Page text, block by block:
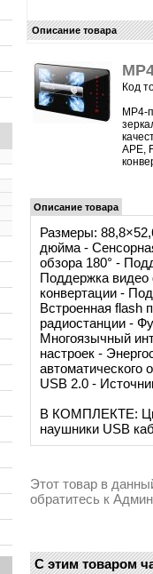
Описание товара
Код
МР4-
APE,
Описание товара
Размеры:
дюйма -
обзора 180° -
Поддержка видео
конвертации -
Встроенная flash
радиостанции -
Многоязычный
настроек -
автоматического
USB 2.0 -
В КОМПЛЕКТЕ:
наушники USB
Этот товар в
обратитесь к
С этим товаром